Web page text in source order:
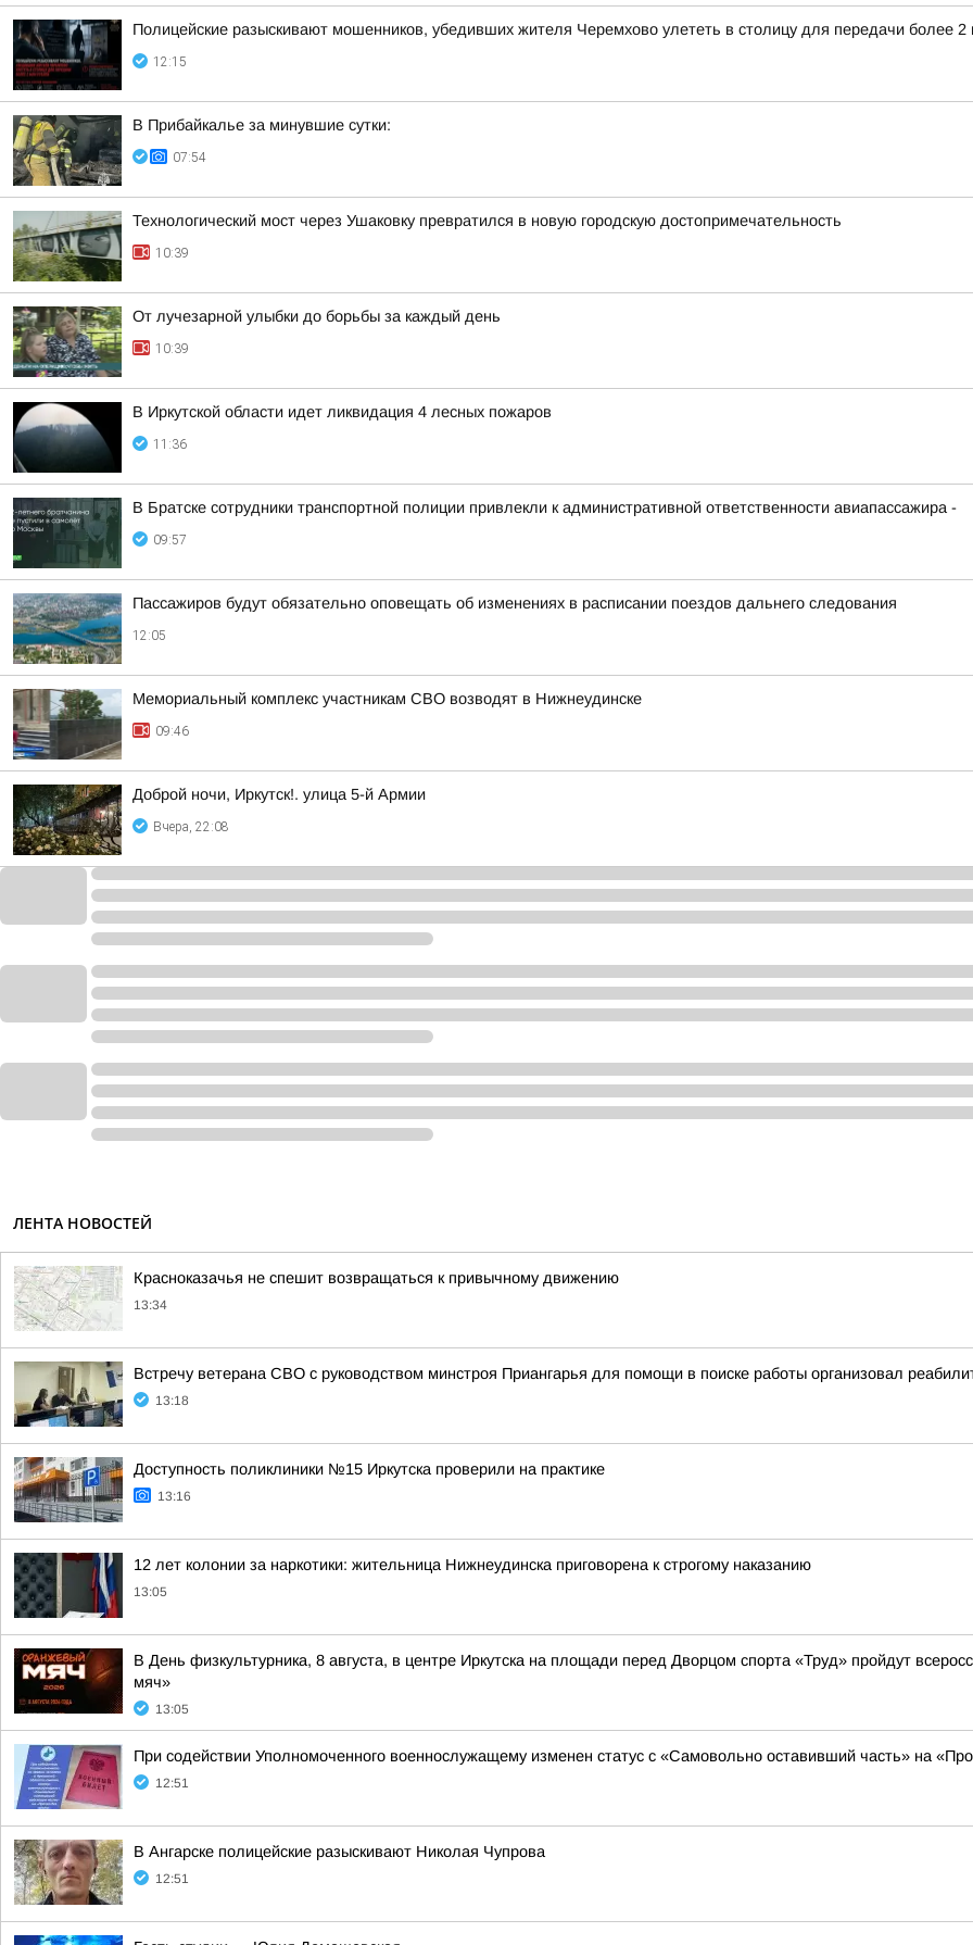
Полицейские разыскивают мошенников, убедивших жителя Черемхово улететь в столицу для передачи более 2
12:15
В Прибайкалье за минувшие сутки:
07:54
Технологический мост через Ушаковку превратился в новую городскую достопримечательность
10:39
От лучезарной улыбки до борьбы за каждый день
10:39
В Иркутской области идет ликвидация 4 лесных пожаров
11:36
В Братске сотрудники транспортной полиции привлекли к административной ответственности авиапассажира -
09:57
Пассажиров будут обязательно оповещать об изменениях в расписании поездов дальнего следования
12:05
Мемориальный комплекс участникам СВО возводят в Нижнеудинске
09:46
Доброй ночи, Иркутск!. улица 5-й Армии
Вчера, 22:08
ЛЕНТА НОВОСТЕЙ
Красноказачья не спешит возвращаться к привычному движению
13:34
Встречу ветерана СВО с руководством минстроя Приангарья для помощи в поиске работы организовал
13:18
Доступность поликлиники №15 Иркутска проверили на практике
13:16
12 лет колонии за наркотики: жительница Нижнеудинска приговорена к строгому наказанию
13:05
В День физкультурника, 8 августа, в центре Иркутска на площади перед Дворцом спорта «Труд» пройдут
мяч»
13:05
При содействии Уполномоченного военнослужащему изменен статус с «Самовольно оставивший часть» на
12:51
В Ангарске полицейские разыскивают Николая Чупрова
12:51